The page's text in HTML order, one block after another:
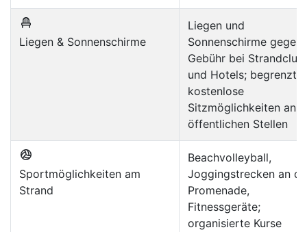
Liegen & Sonnenschirme
Liegen und
Sonnenschirme gegen
Gebühr bei
und Hotels; begrenzte
kostenlose
Sitzmöglichkeiten an
öffentlichen Stellen
Sportmöglichkeiten am
Strand
Beachvolleyball,
Joggingstrecken an
Promenade,
Fitnessgeräte;
organisierte Kurse